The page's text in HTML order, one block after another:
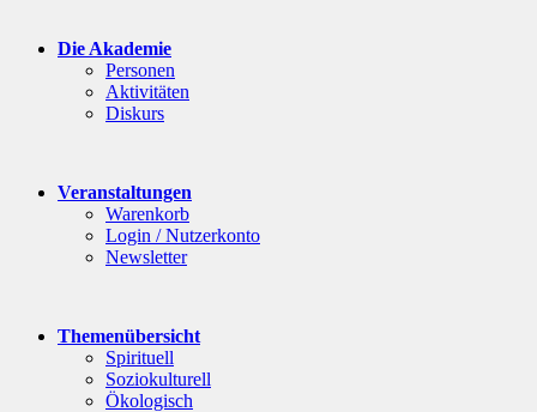
Die Akademie
Personen
Aktivitäten
Diskurs
Veranstaltungen
Warenkorb
Login / Nutzerkonto
Newsletter
Themenübersicht
Spirituell
Soziokulturell
Ökologisch